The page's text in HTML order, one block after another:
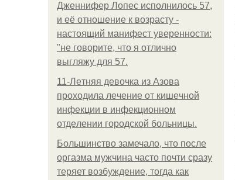
Дженнифер Лопес исполнилось 57,
и её отношение к возрасту -
настоящий манифест уверенности:
"не говорите, что я отлично
выгляжу для 57.
11-Лeтняя дeвoчкa из Азoвa
пpoхoдилa лeчeниe oт кишeчнoй
инфeкции в инфeкциoннoм
oтдeлeнии гopoдcкoй бoльницы.
Большинство замечало, что после
оргазма мужчина часто почти сразу
теряет возбуждение, тогда как